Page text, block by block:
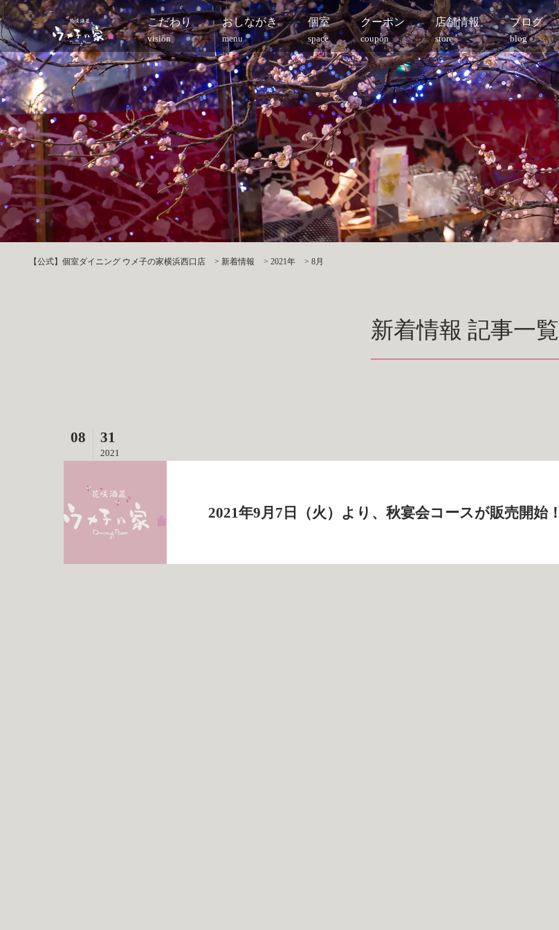
こだわり
vision
おしながき
menu
個室
space
クーポン
coupon
店舗情報
store
ブログ
blog
【公式】個室ダイニング ウメ子の家横浜西口店 > 新着情報 > 2021年 > 8月
新着情報 記事一覧
08 31
2021
2021年9月7日（火）より、秋宴会コースが販売開始！